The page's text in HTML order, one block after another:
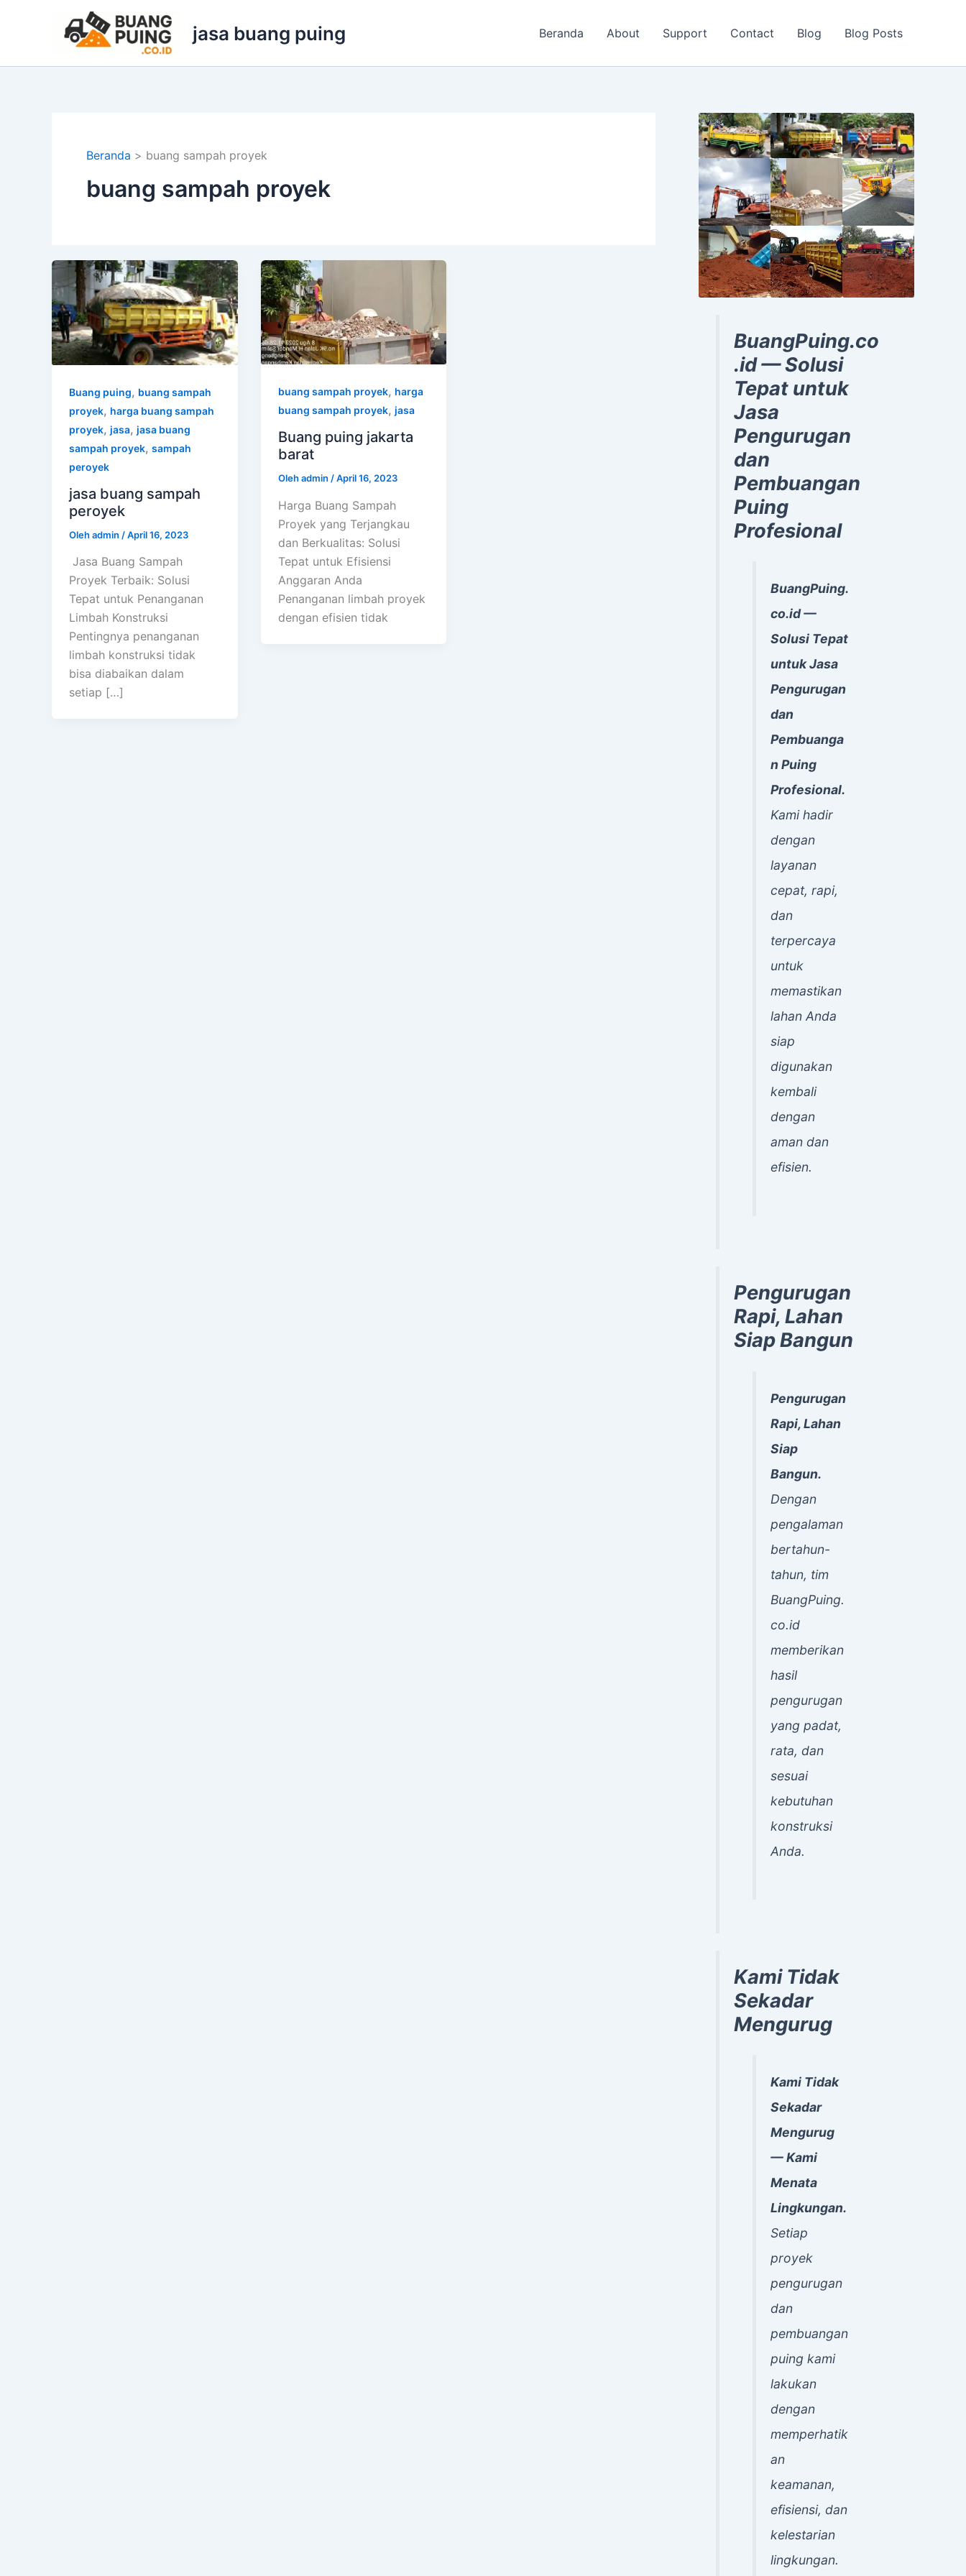
jasa buang puing Beranda About Support Contact Blog Blog Posts
Beranda buang sampah proyek
buang sampah proyek
Buang puing, buang sampah
proyek, harga buang sampah
proyek, jasa, jasa buang
sampah proyek, sampah
peroyek
jasa buang sampah
peroyek
Olehadmin /April 16, 2023
Jasa Buang Sampah
Proyek Terbaik: Solusi
Tepat untuk Penanganan
Limbah Konstruksi
Pentingnya penanganan
limbah konstruksi tidak
bisa diabaikan dalam
setiap […]
buang sampah proyek, harga
buang sampah proyek, jasa
Buang puing jakarta
barat
Olehadmin /April 16, 2023
Harga Buang Sampah
Proyek yang Terjangkau
dan Berkualitas: Solusi
Tepat untuk Efisiensi
Anggaran Anda
Penanganan limbah proyek
dengan efisien tidak
BuangPuing.co
.id — Solusi
Tepat untuk
Jasa
Pengurugan
dan
Pembuangan
Puing
Profesional
BuangPuing.
co.id —
Solusi Tepat
untuk Jasa
Pengurugan
dan
Pembuanga
n Puing
Profesional.
Kami hadir
dengan
layanan
cepat, rapi,
dan
terpercaya
untuk
memastikan
lahan Anda
siap
digunakan
kembali
dengan
aman dan
efisien.
Pengurugan
Rapi, Lahan
Siap Bangun
Pengurugan
Rapi, Lahan
Siap
Bangun.
Dengan
pengalaman
bertahun-
tahun, tim
BuangPuing.
co.id
memberikan
hasil
pengurugan
yang padat,
rata, dan
sesuai
kebutuhan
konstruksi
Anda.
Kami Tidak
Sekadar
Mengurug
Kami Tidak
Sekadar
Mengurug
— Kami
Menata
Lingkungan.
Setiap
proyek
pengurugan
dan
pembuangan
puing kami
lakukan
dengan
memperhatik
an
keamanan,
efisiensi, dan
kelestarian
lingkungan.